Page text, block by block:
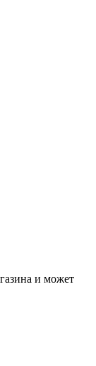
и может